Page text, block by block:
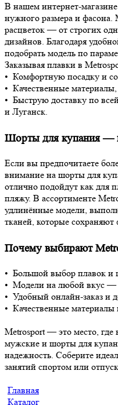
В нашем интернет-
нужного размера и
расцветок — от строгих
дизайнов. Благодаря
подобрать модель по
Заказывая плавки в
• Комфортную посадку и
• Качественные
• Быструю доставку по
и Луганск.
Шорты для купания —
Если вы предпочитаете
внимание на шорты для
отлично подойдут как для
пляжу. В ассортименте
удлинённые модели,
тканей, которые
Почему выбирают
• Большой выбор плавок и
• Модели на любой вкус —
• Удобный онлайн-заказ и
• Качественные
Metrosport — это место,
мужские и шорты для
надежность. Соберите
занятий спортом или
Главная
Каталог